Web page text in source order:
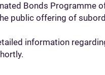
Bonds Programme
public offering of
information